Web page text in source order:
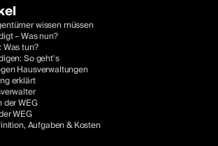
wissen müssen
– Was nun?
Was tun?
So geht's
Hausverwaltungen
erklärt
WEG
WEG
Aufgaben & Kosten